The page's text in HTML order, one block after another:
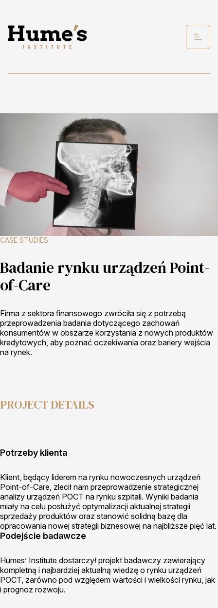
CASE STUDIES
Badanie rynku urządzeń Point-
of-Care
Firma z sektora finansowego zwróciła się z potrzebą
przeprowadzenia badania dotyczącego zachowań
konsumentów w obszarze korzystania z nowych produktów
kredytowych, aby poznać oczekiwania oraz bariery wejścia
na rynek.
PROJECT DETAILS
Potrzeby klienta
Klient, będący liderem na rynku nowoczesnych urządzeń
Point-of-Care, zlecił nam przeprowadzenie strategicznej
analizy urządzeń POCT na rynku szpitali. Wyniki badania
miały na celu posłużyć optymalizacji aktualnej strategii
sprzedaży produktów oraz stanowić solidną bazę dla
opracowania nowej strategii biznesowej na najbliższe pięć lat.
Podejście badawcze
Humes’ Institute dostarczył projekt badawczy zawierający
kompletną i najbardziej aktualną wiedzę o rynku urządzeń
POCT, zarówno pod względem wartości i wielkości rynku, jak
i prognoz rozwoju.